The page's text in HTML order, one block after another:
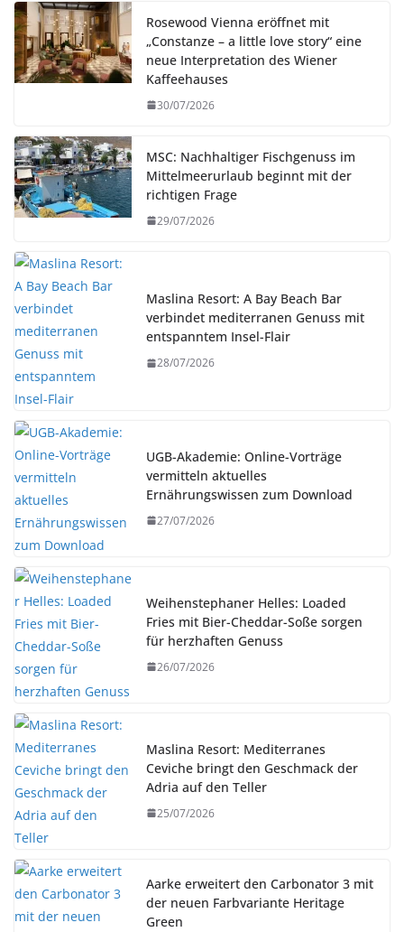
Rosewood Vienna eröffnet mit
„Constanze – a little love story“ eine
neue Interpretation des Wiener
Kaffeehauses
30/07/2026
MSC: Nachhaltiger Fischgenuss im
Mittelmeerurlaub beginnt mit der
richtigen Frage
29/07/2026
Maslina Resort: A Bay Beach Bar
verbindet mediterranen Genuss mit
entspanntem Insel-Flair
28/07/2026
UGB-Akademie: Online-Vorträge
vermitteln aktuelles
Ernährungswissen zum Download
27/07/2026
Weihenstephaner Helles: Loaded
Fries mit Bier-Cheddar-Soße sorgen
für herzhaften Genuss
26/07/2026
Maslina Resort: Mediterranes
Ceviche bringt den Geschmack der
Adria auf den Teller
25/07/2026
Aarke erweitert den Carbonator 3 mit
der neuen Farbvariante Heritage
Green